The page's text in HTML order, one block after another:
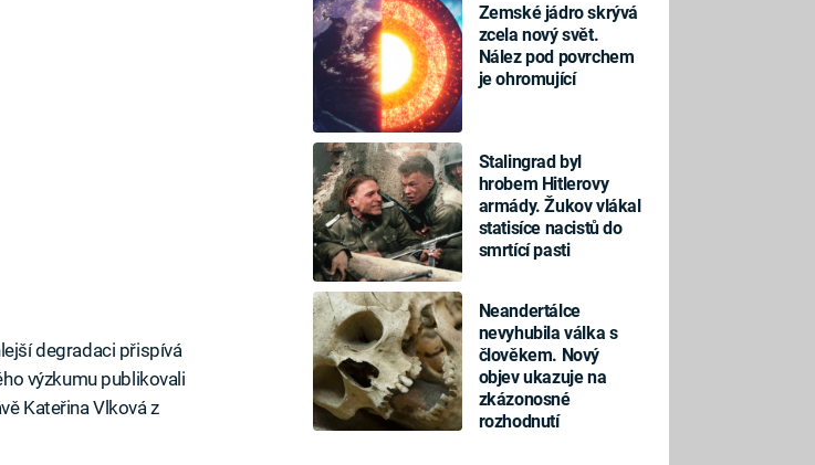
Zemské jádro skrývá
zcela nový svět.
Nález pod povrchem
je ohromující
Stalingrad byl
hrobem Hitlerovy
armády. Žukov vlákal
statisíce nacistů do
smrtící pasti
Neandertálce
nevyhubila válka s
člověkem. Nový
objev ukazuje na
zkázonosné
rozhodnutí
degradaci přispívá
výzkumu publikovali
Kateřina Vlková z